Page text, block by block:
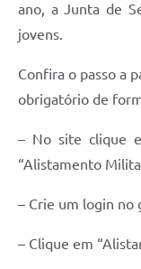
Plano Municipal de
ano, a Junta de
jovens.
Confira o passo a
obrigatório de
– No site clique
“Alistamento
– Crie um login no
– Clique em